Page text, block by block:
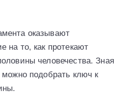
оказывают
на то, как протекают
человечества. Зная
подобрать ключ к